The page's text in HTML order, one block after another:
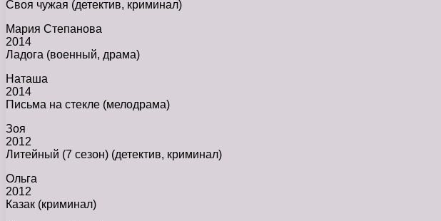
Своя чужая (детектив, криминал)
Мария Степанова
2014
Ладога (военный, драма)
Наташа
2014
Письма на стекле (мелодрама)
Зоя
2012
Литейный (7 сезон) (детектив, криминал)
Ольга
2012
Казак (криминал)